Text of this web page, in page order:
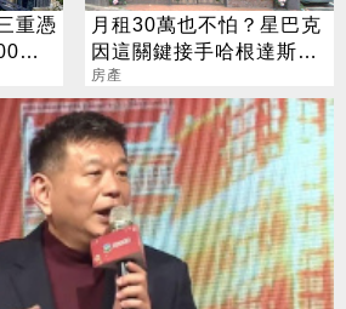
重憑
官
月租30萬也不怕？星巴克
因這關鍵接手哈根達斯天
母原址
房產